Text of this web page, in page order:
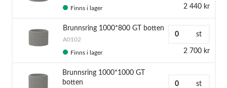
Finns i lager 2 440 kr
Brunnsring 1000*800 GT botten
A0102
Finns i lager 2 700 kr
st
Brunnsring 1000*1000 GT
botten
st